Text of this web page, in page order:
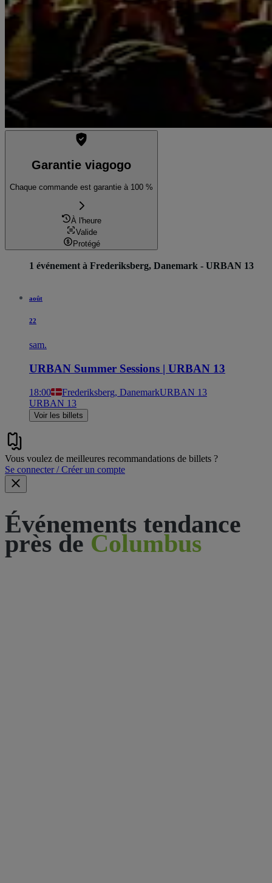
Garantie viagogo
Chaque commande est garantie à 100 %
À l'heure
Valide
Protégé
1 événement à Frederiksberg, Danemark - URBAN 13
août
22
sam.
URBAN Summer Sessions | URBAN 13
18:00 Frederiksberg, DanemarkURBAN 13
URBAN 13
Voir les billets
Vous voulez de meilleures recommandations de billets ?
Se connecter / Créer un compte
Événements tendance
près de Columbus